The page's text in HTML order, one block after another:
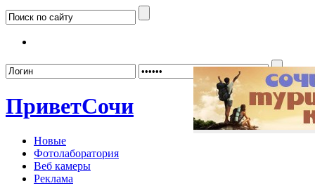
ПриветСочи
Новые
Фотолаборатория
Веб камеры
Реклама